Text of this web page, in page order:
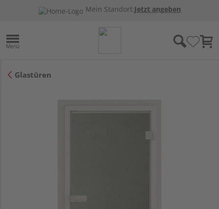
Mein Standort:Jetzt angeben
Glastüren